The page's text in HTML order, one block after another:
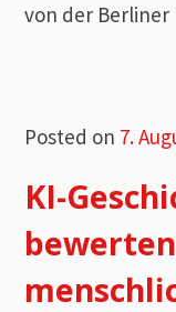
von der Berliner
Posted on 7.
KI-